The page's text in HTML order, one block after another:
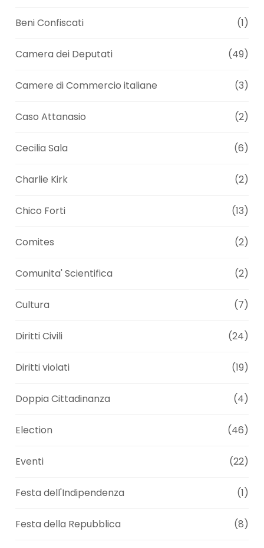
Beni Confiscati (1)
Camera dei Deputati (49)
Camere di Commercio italiane (3)
Caso Attanasio (2)
Cecilia Sala (6)
Charlie Kirk (2)
Chico Forti (13)
Comites (2)
Comunita' Scientifica (2)
Cultura (7)
Diritti Civili (24)
Diritti violati (19)
Doppia Cittadinanza (4)
Election (46)
Eventi (22)
Festa dell'Indipendenza (1)
Festa della Repubblica (8)